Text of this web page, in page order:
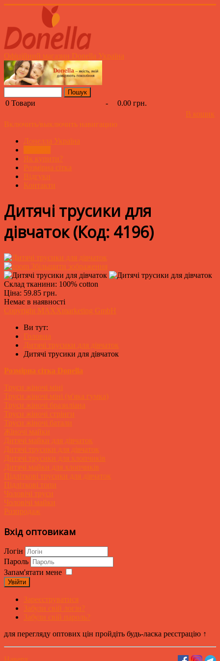
Офіційний магазин Donella Україна
0 Товари -
0.00 грн.
В кошик
Включить/выключить навигацию
Донелла Україна
Як купити?
Розмірна сітка
Відгуки
Контакти
Дитячі трусики для
дівчаток(Код: 4196)
Збільшити зображення
Склад тканини: 100% cotton
Ціна: 59.85 грн.
Немає в наявності
Copyright MAXXmarketing GmbH
Ви тут:
Головна
Дитячі трусики для дівчаток
Дитячі трусики для дівчаток
Розмірна сітка Donella
Труси жіночі міні
Труси жіночі міні (м'яка гумка)
Труси жіночі бразиліана
Труси жіночі стрінги
Труси жіночі батали
Жіночі майки
Дитячі майки для дівчаток
Дитячі трусики для дівчаток
Дитячі трусики для хлопчиків
Дитячі майки для хлопчиків
Підліткові трусики для дівчаток
Підліткові топи
Чоловічі труси
Чоловічі майки
Розпродаж
Вхід оптовикам
Логін
Пароль
Запам'ятати мене
Увійти
Зареєструватися
Забули свій логін?
Забули свій пароль?
для перегляду оптових цін пройдіть будь-ласка реєстрацію ↑